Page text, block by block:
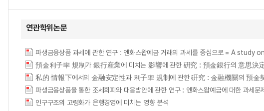
연관학위논문
파생금융상품 과세에 관한 연구 : 엔화스왑예금 거래의 과세를 중심으로 =
私的 情報下에서의 金融安定性과 利子率 規制에 관한 硏究 : 金融機關의
파생금융상품을 통한 조세회피와 대응방안에 관한 연구 : 엔화스왑예금에 대한 과세문
인구구조의 고령화가 은행경영에 미치는 영향 분석